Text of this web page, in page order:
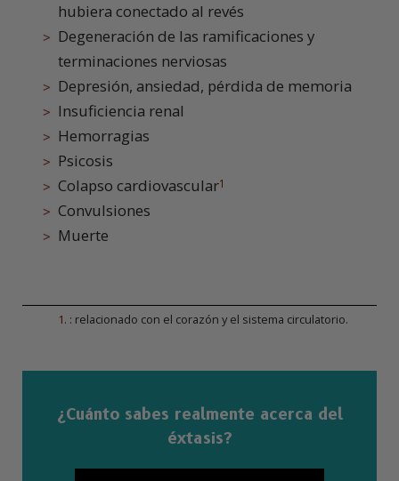
hubiera conectado al revés
Degeneración de las ramificaciones y
terminaciones nerviosas
Depresión, ansiedad, pérdida de memoria
Insuficiencia renal
Hemorragias
Psicosis
Colapso cardiovascular1
Convulsiones
Muerte
1. : relacionado con el corazón y el sistema circulatorio.
¿Cuánto sabes realmente acerca del
éxtasis?